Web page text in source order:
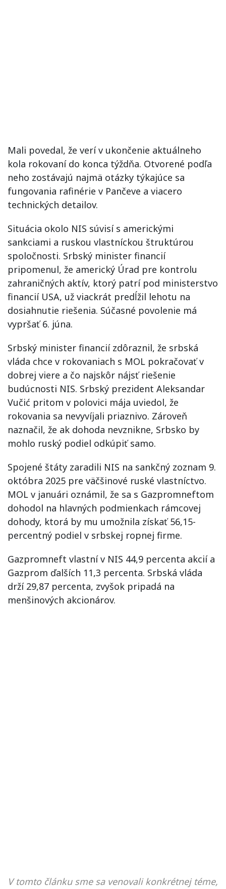
Mali povedal, že verí v ukončenie aktuálneho
kola rokovaní do konca týždňa. Otvorené podľa
neho zostávajú najmä otázky týkajúce sa
fungovania rafinérie v Pančeve a viacero
technických detailov.
Situácia okolo NIS súvisí s americkými
sankciami a ruskou vlastníckou štruktúrou
spoločnosti. Srbský minister financií
pripomenul, že americký Úrad pre kontrolu
zahraničných aktív, ktorý patrí pod ministerstvo
financií USA, už viackrát predĺžil lehotu na
dosiahnutie riešenia. Súčasné povolenie má
vypršať 6. júna.
Srbský minister financií zdôraznil, že srbská
vláda chce v rokovaniach s MOL pokračovať v
dobrej viere a čo najskôr nájsť riešenie
budúcnosti NIS. Srbský prezident Aleksandar
Vučić pritom v polovici mája uviedol, že
rokovania sa nevyvíjali priaznivo. Zároveň
naznačil, že ak dohoda nevznikne, Srbsko by
mohlo ruský podiel odkúpiť samo.
Spojené štáty zaradili NIS na sankčný zoznam 9.
októbra 2025 pre väčšinové ruské vlastníctvo.
MOL v januári oznámil, že sa s Gazpromneftom
dohodol na hlavných podmienkach rámcovej
dohody, ktorá by mu umožnila získať 56,15-
percentný podiel v srbskej ropnej firme.
Gazpromneft vlastní v NIS 44,9 percenta akcií a
Gazprom ďalších 11,3 percenta. Srbská vláda
drží 29,87 percenta, zvyšok pripadá na
menšinových akcionárov.
V tomto článku sme sa venovali konkrétnej téme,